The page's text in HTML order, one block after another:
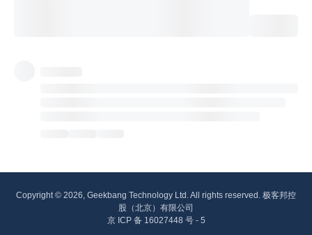
Copyright © 2026, Geekbang Technology Ltd. All rights reserved. 极客邦控
股（北京）有限公司
京 ICP 备 16027448 号 - 5